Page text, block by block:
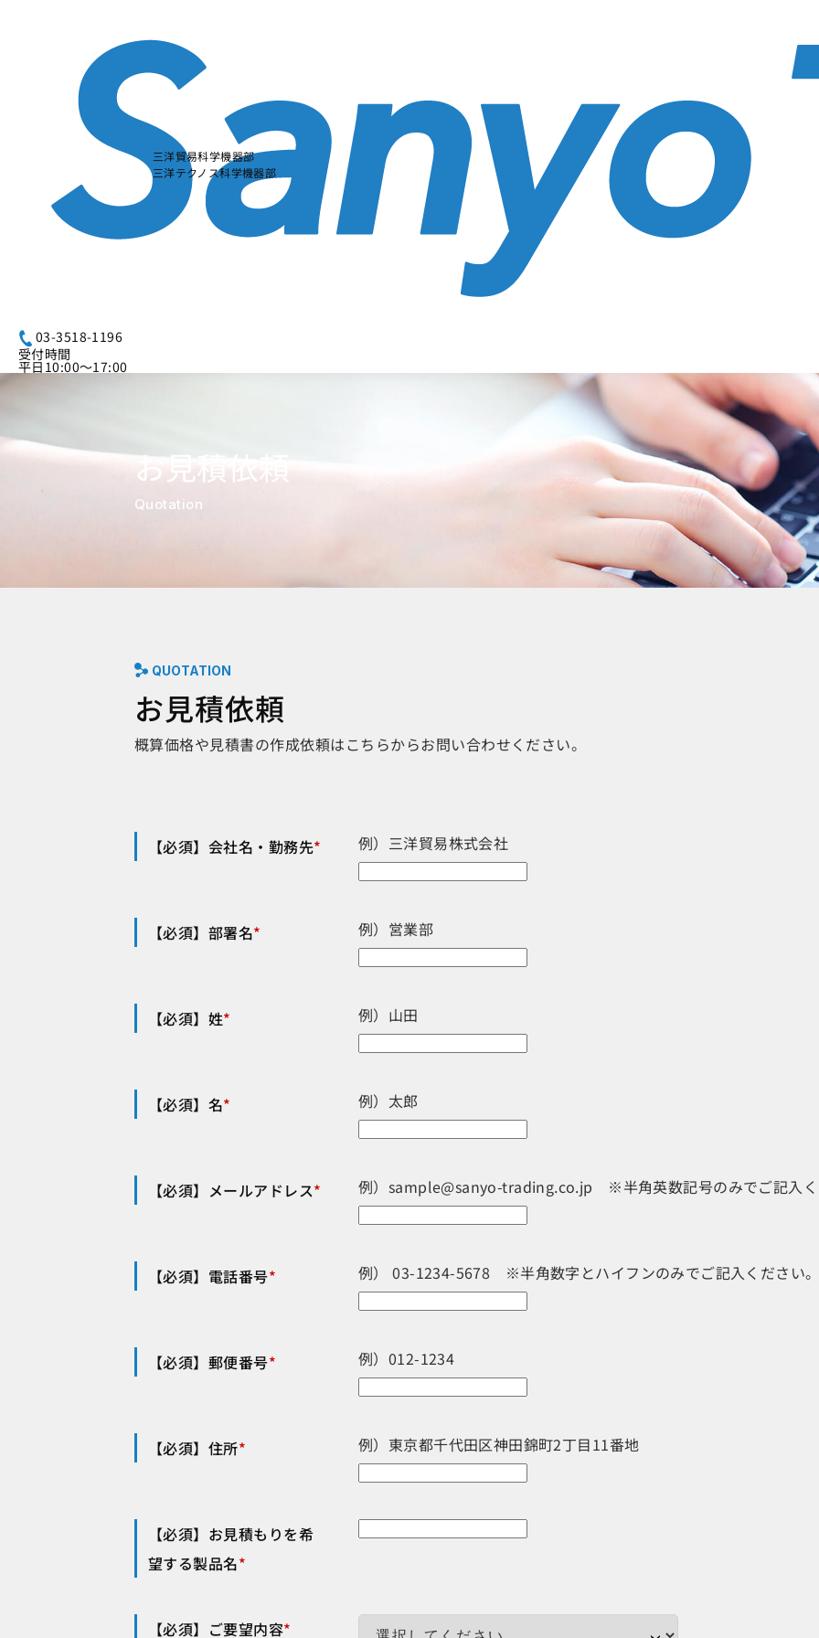
三洋貿易科学機器部
三洋テクノス科学機器部
03-3518-1196
受付時間
平日10:00～17:00
お見積依頼
Quotation
QUOTATION
お見積依頼
概算価格や見積書の作成依頼はこちらからお問い合わせください。
【必須】会社名・勤務先* 例）三洋貿易株式会社
【必須】部署名* 例）営業部
【必須】姓* 例）山田
【必須】名* 例）太郎
【必須】メールアドレス* 例）sample@sanyo-trading.co.jp ※半角英数記号のみでご記入く
【必須】電話番号* 例） 03-1234-5678 ※半角数字とハイフンのみでご記入ください。
【必須】郵便番号* 例）012-1234
【必須】住所* 例）東京都千代田区神田錦町2丁目11番地
【必須】お見積もりを希
望する製品名*
【必須】ご要望内容*